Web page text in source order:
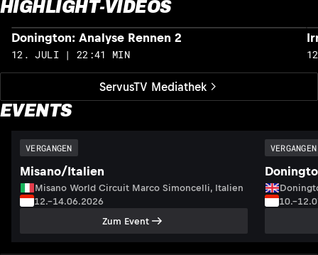
HIGHLIGHT-VIDEOS
ServusTV Mediathek
Donington: Analyse Rennen 2
12. JULI | 22:41 MIN
EVENTS
VERGANGEN
Misano/Italien
Misano World Circuit Marco Simoncelli, Italien
12.–14.06.2026
Zum Event
VERGANGEN